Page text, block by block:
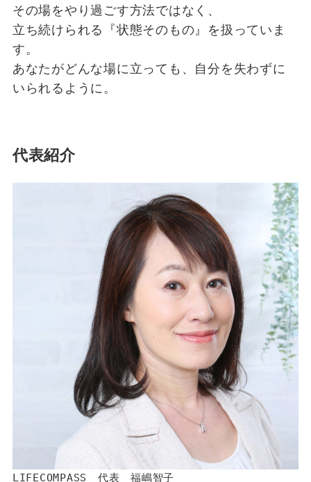
その場をやり過ごす方法ではなく、
立ち続けられる『状態そのもの』を扱っていま
す。
あなたがどんな場に立っても、自分を失わずに
いられるように。
代表紹介
LIFECOMPASS　代表　福嶋智子